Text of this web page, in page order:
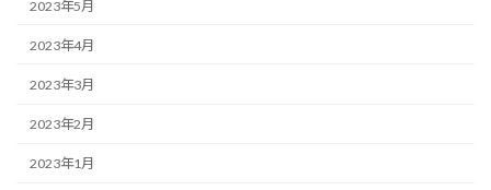
2023年5月
2023年4月
2023年3月
2023年2月
2023年1月